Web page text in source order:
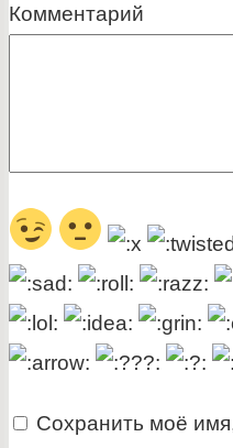
Комментарий
Сохранить моё